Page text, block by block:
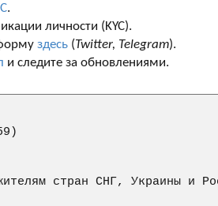
.
личности (KYC).
здесь (Twitter, Telegram).
и следите за обновлениями.
стран СНГ, Украины и